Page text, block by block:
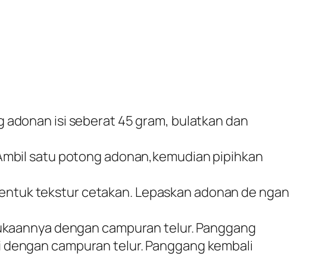
adonan isi seberat 45 gram, bulatkan dan
satu potong adonan,kemudian pipihkan
tekstur cetakan. Lepaskan adonan de ngan
dengan campuran telur. Panggang
campuran telur. Panggang kembali